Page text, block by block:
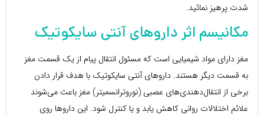
شدت پرهیز نمائید.
مکانیسم اثر داروهای آنتی سایکوتیک
مغز دارای مواد شیمیایی است که مسئول انتقال پیام از یک قسمت مغز
به قسمت دیگر هستند. داروهای آنتی سایکوتیک با هدف قرار دادن
برخی از انتقال‌دهندی‌های عصبی (نوروترانسمیتر) مغز باعث می‌شوند
علائم اختلالات روانی کاهش یابد و یا کنترل شود. این داروها روی